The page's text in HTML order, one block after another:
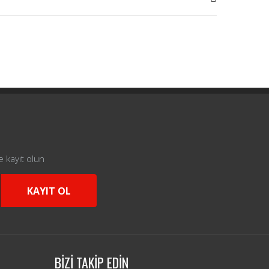
kayıt olun
KAYIT OL
BİZİ TAKİP EDİN